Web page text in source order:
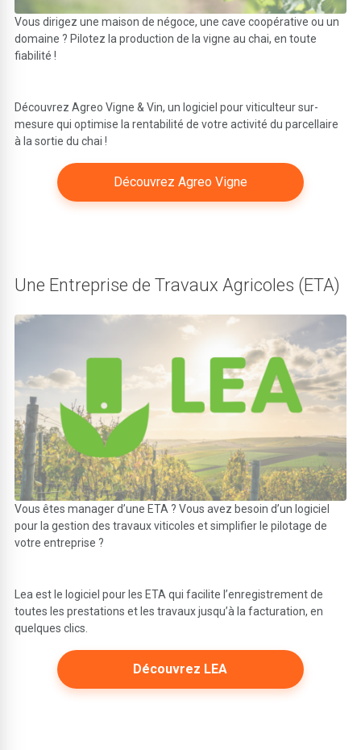
Vous dirigez une maison de négoce, une cave coopérative ou un
domaine ? Pilotez la production de la vigne au chai, en toute
fiabilité !
Découvrez Agreo Vigne & Vin, un logiciel pour viticulteur sur-
mesure qui optimise la rentabilité de votre activité du parcellaire
à la sortie du chai !
Découvrez Agreo Vigne
Une Entreprise de Travaux Agricoles (ETA)
Vous êtes manager d’une ETA ? Vous avez besoin d’un logiciel
pour la gestion des travaux viticoles et simplifier le pilotage de
votre entreprise ?
Lea est le logiciel pour les ETA qui facilite l’enregistrement de
toutes les prestations et les travaux jusqu’à la facturation, en
quelques clics.
Découvrez LEA